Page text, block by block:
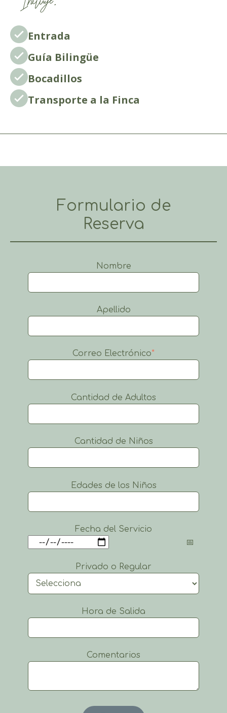
Entrada
Guía Bilingüe
Bocadillos
Transporte a la Finca
Formulario de
Reserva
Nombre
Apellido
Correo Electrónico*
Cantidad de Adultos
Cantidad de Niños
Edades de los Niños
Fecha del Servicio
Privado o Regular
Hora de Salida
Comentarios